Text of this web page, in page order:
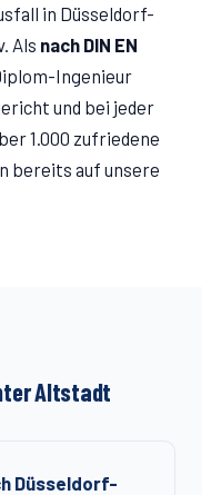
in Düsseldorf-
Als nach DIN EN
Ingenieur
und bei jeder
1.000 zufriedene
bereits auf unsere
Altstadt
Düsseldorf-